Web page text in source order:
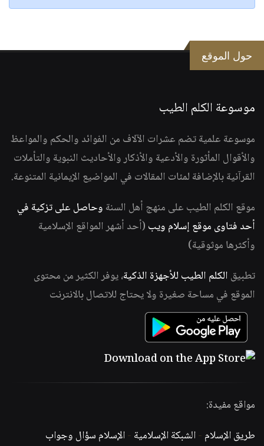
حول الموقع
موسوعة الكلم الطيب
موسوعة علمية تضم عشرات الآلاف من الفوائد والحكم والمواعظ
والأقوال المأثورة والأدعية والأذكار والأحاديث النبوية والتأملات
القرآنية بالإضافة لمئات المقالات في المواضيع الإيمانية المتنوعة.
موقع الكلم الطيب على منهج أهل السنة وحاصل على تزكية في
أحد فتاوى موقع إسلام ويب (أحد أشهر المواقع الإسلامية
وأكثرها موثوقية)
تطبيق الكلم الطيب للأجهزة الذكية، يوفر الكثير من محتوى
الموقع في مساحة صغيرة ولا يحتاج للاتصال بالانترنت
مواقع مفيدة:
طريق الإسلام -الشبكة الإسلامية -الإسلام سؤال وجواب